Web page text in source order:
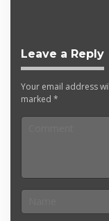
Leave a Reply
Your email address
marked *